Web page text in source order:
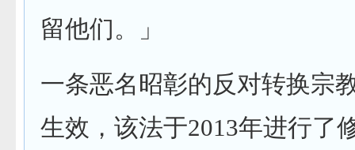
留他们。」
一条恶名昭彰的反对转换宗
生效，该法于2013年进行了